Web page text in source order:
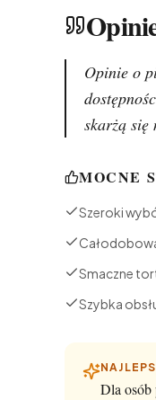
Opinie o
skarżą się
MOCNE
Szeroki
Smaczne
Szybka
Dla osób